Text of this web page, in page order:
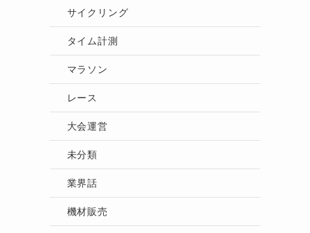
サイクリング
タイム計測
マラソン
レース
大会運営
未分類
業界話
機材販売